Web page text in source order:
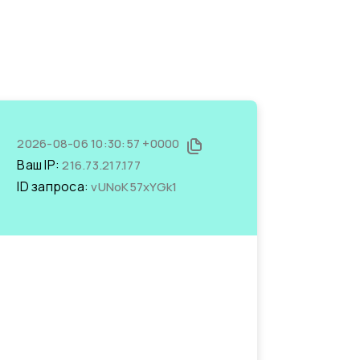
2026-08-06 10:30:57 +0000
Ваш IP:216.73.217.177
ID запроса:vUNoK57xYGk1